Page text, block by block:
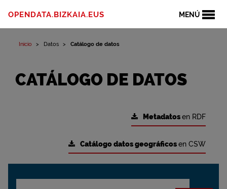
MENÚ
OPENDATA.BIZKAIA.EUS
Inicio Datos Catálogo de datos
CATÁLOGO DE DATOS
Metadatosen RDF
Catálogo datos geográficosen CSW